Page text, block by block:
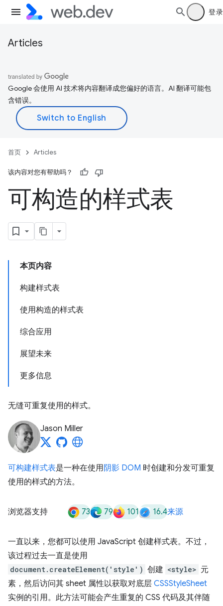
登录
Articles
Google 会使用 AI 技术将内容翻译成您偏好的语言。AI 翻译可能包
含错误。
首页 Articles
该内容对您有帮助吗？
可构造的样式表
本页内容
构建样式表
使用构造的样式表
综合应用
展望未来
更多信息
无缝可重复使用的样式。
Jason Miller
可构建样式表是一种在使用阴影 DOM 时创建和分发可重复
使用的样式的方法。
浏览器支持 73 79 101 16.4来源
一直以来，您都可以使用 JavaScript 创建样式表。不过，
该过程过去一直是使用
document.createElement('style') 创建 <style> 元
素，然后访问其 sheet 属性以获取对底层 CSSStyleSheet
实例的引用。此方法可能会产生重复的 CSS 代码及其伴随